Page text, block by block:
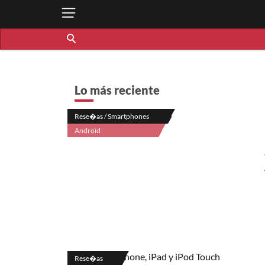
Lo más reciente
Rese�as / Smartphones
Android
Rese�as